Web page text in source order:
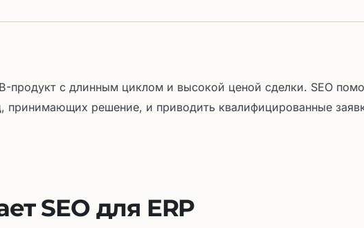
продукт с длинным циклом и высокой ценой сделки. SEO
принимающих решение, и приводить квалифицированные
SEO для ERP